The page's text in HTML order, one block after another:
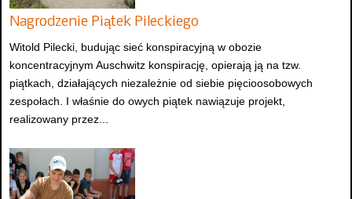
Nagrodzenie Piątek Pileckiego
Witold Pilecki, budując sieć konspiracyjną w obozie
koncentracyjnym Auschwitz konspirację, opierają ją na tzw.
piątkach, działających niezależnie od siebie pięcioosobowych
zespołach. I właśnie do owych piątek nawiązuje projekt,
realizowany przez...